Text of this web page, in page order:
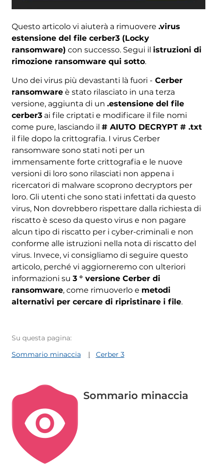
Questo articolo vi aiuterà a rimuovere .virus
estensione del file cerber3 (Locky
ransomware) con successo. Segui il istruzioni di
rimozione ransomware qui sotto.
Uno dei virus più devastanti là fuori -Cerber
ransomwareè stato rilasciato in una terza
versione, aggiunta di un .estensione del file
cerber3ai file criptati e modificare il file nomi
come pure, lasciando il # AIUTO DECRYPT # .txt
il file dopo la crittografia. I virus Cerber
ransomware sono stati noti per un
immensamente forte crittografia e le nuove
versioni di loro sono rilasciati non appena i
ricercatori di malware scoprono decryptors per
loro. Gli utenti che sono stati infettati da questo
virus, Non dovrebbero rispettare dalla richiesta di
riscatto è sceso da questo virus e non pagare
alcun tipo di riscatto per i cyber-criminali e non
conforme alle istruzioni nella nota di riscatto del
virus. Invece, vi consigliamo di seguire questo
articolo, perché vi aggiorneremo con ulteriori
informazioni su 3 ° versione Cerber di
ransomware, come rimuoverlo e metodi
alternativi per cercare di ripristinare i file.
Su questa pagina:
Sommario minaccia
Cerber 3
Sommario minaccia